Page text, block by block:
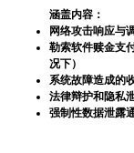
涵盖内容：
网络攻击响应与
勒索软件赎金支
况下）
系统故障造成的
法律辩护和隐私
强制性数据泄露